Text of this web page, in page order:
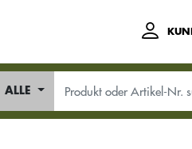
ALLE